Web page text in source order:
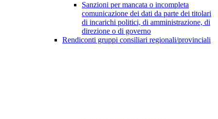
Sanzioni per mancata o incompleta
comunicazione dei dati da parte dei titolari
di incarichi politici, di amministrazione, di
direzione o di governo
Rendiconti gruppi consiliari regionali/provinciali